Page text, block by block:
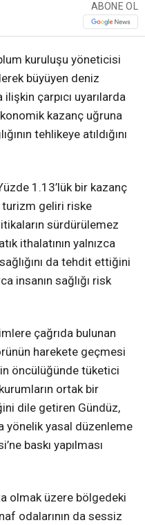
ABONE OL
kuruluşu yöneticisi
büyüyen deniz
çarpıcı uyarılarda
kazanç uğruna
tehlikeye atıldığını
1.13’lük bir kazanç
turizm geliri riske
sürdürülemez
ithalatının yalnızca
da tehdit ettiğini
insanın sağlığı risk
çağrıda bulunan
harekete geçmesi
öncülüğünde tüketici
ortak bir
dile getiren Gündüz,
yönelik yasal düzenleme
baskı yapılması
olmak üzere bölgedeki
odalarının da sessiz